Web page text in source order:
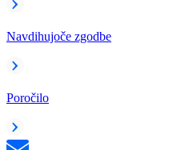
Navdihujoče zgodbe
Poročilo